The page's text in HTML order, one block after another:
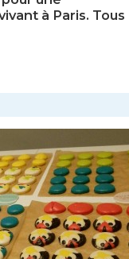
à Paris. Tous